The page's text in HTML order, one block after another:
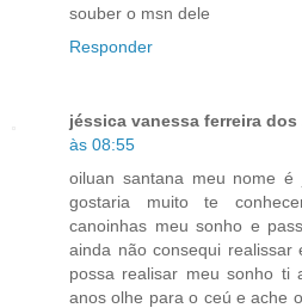
souber o msn dele
Responder
jéssica vanessa ferreira dos
às 08:55
oiluan santana meu nome é
gostaria muito te
canoinhas meu sonho e
ainda não consequi realissar
possa realisar meu sonho ti
anos olhe para o ceú e ache